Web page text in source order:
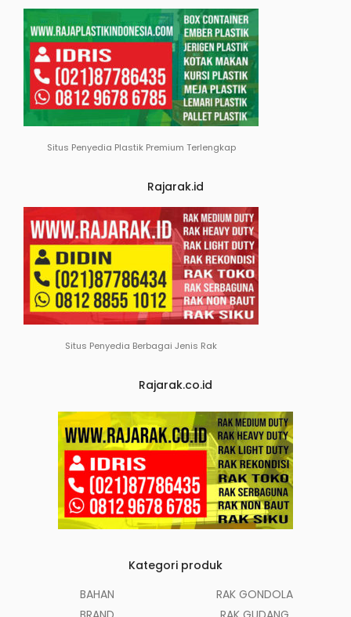
Situs Penyedia Plastik Premium Terlengkap
Rajarak.id
Situs Penyedia Berbagai Jenis Rak
Rajarak.co.id
Kategori produk
BAHAN
RAK GONDOLA